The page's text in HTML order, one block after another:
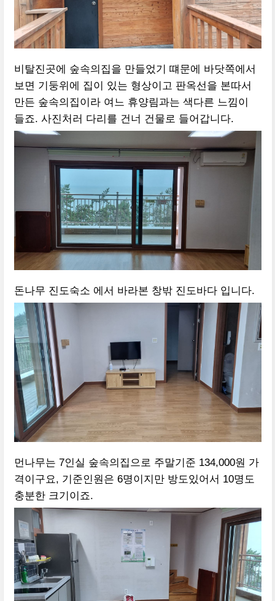
비탈진곳에 숲속의집을 만들었기 떄문에 바닷쪽에서
보면 기둥위에 집이 있는 형상이고 판옥선을 본따서
만든 숲속의집이라 여느 휴양림과는 색다른 느낌이
들죠. 사진처러 다리를 건너 건물로 들어갑니다.
돈나무 진도숙소 에서 바라본 창밖 진도바다 입니다.
먼나무는 7인실 숲속의집으로 주말기준 134,000원 가
격이구요, 기준인원은 6명이지만 방도있어서 10명도
충분한 크기이죠.